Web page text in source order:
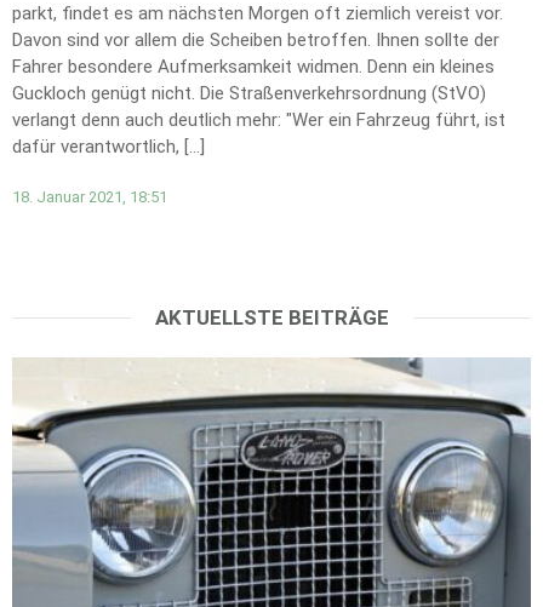
parkt, findet es am nächsten Morgen oft ziemlich vereist vor.
Davon sind vor allem die Scheiben betroffen. Ihnen sollte der
Fahrer besondere Aufmerksamkeit widmen. Denn ein kleines
Guckloch genügt nicht. Die Straßenverkehrsordnung (StVO)
verlangt denn auch deutlich mehr: "Wer ein Fahrzeug führt, ist
dafür verantwortlich, […]
18. Januar 2021, 18:51
AKTUELLSTE BEITRÄGE